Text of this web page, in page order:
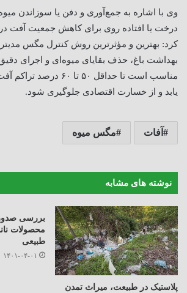
وی با اشاره به جمع‌آوری و دفن یا سوزاندن
درخت یا افتاده روی برای کاهش جمعیت آفت
کرد: بهترین و مؤثرترین روش کنترل مگس
بهداشت باغ، حذف بقایای میوه‌ای و اجرای
مناسب است تا حداقل ۵۰ تا
یابد و از خسارت اقتصادی جلوگیری شود.
آفات مگس میوه
نوشته های مشابه
پلاستیک در طبیعت، میراث تمدن
بررسی صدور
محصولات
طبیعی
۱۴۰۱-۰۴-۰۱